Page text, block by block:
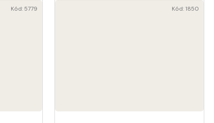
Kód:5779 Kód:1850